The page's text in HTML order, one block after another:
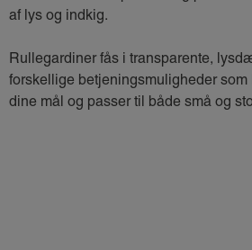
af lys og indkig.
Rullegardiner fås i transparente,
forskellige betjeningsmuligheder
dine mål og passer til både små og